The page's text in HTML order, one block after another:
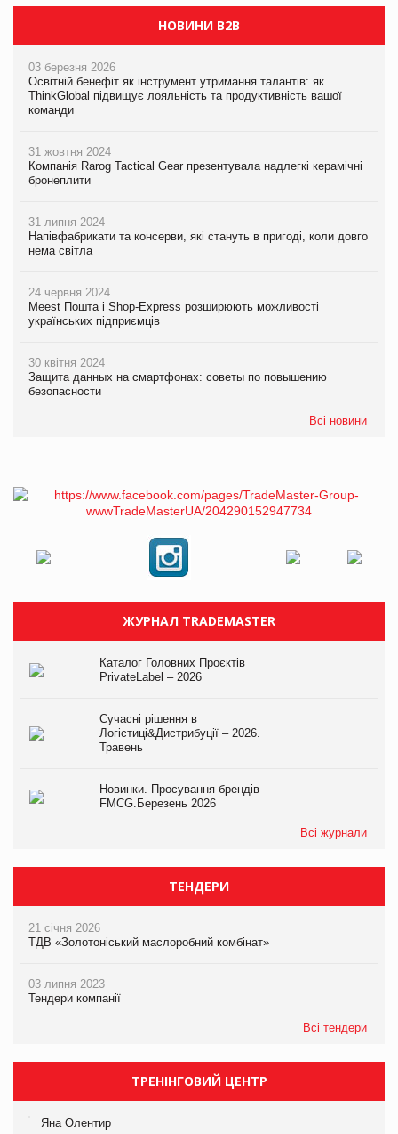
НОВИНИ B2B
03 березня 2026
Освітній бенефіт як інструмент утримання талантів: як
ThinkGlobal підвищує лояльність та продуктивність вашої
команди
31 жовтня 2024
Компанія Rarog Tactical Gear презентувала надлегкі керамічні
бронеплити
31 липня 2024
Напівфабрикати та консерви, які стануть в пригоді, коли довго
нема світла
24 червня 2024
Meest Пошта і Shop-Express розширюють можливості
українських підприємців
30 квітня 2024
Защита данных на смартфонах: советы по повышению
безопасности
Всі новини
ЖУРНАЛ TRADEMASTER
Каталог Головних Проєктів
PrivateLabel – 2026
Сучасні рішення в
Логістиці&Дистрибуції – 2026.
Травень
Новинки. Просування брендів
FMCG.Березень 2026
Всі журнали
ТЕНДЕРИ
21 січня 2026
ТДВ «Золотоніський маслоробний комбінат»
03 липня 2023
Тендери компанії
Всі тендери
ТРЕНІНГОВИЙ ЦЕНТР
Яна Олентир